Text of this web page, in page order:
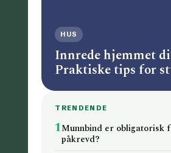
HUS
Innrede hjemmet
Praktiske tips for
TRENDENDE
1Munnbind er obligatorisk
påkrevd?